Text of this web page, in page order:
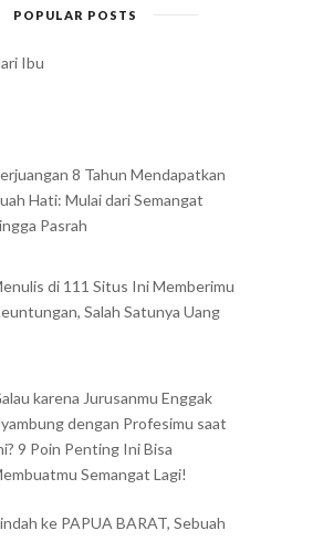
POPULAR POSTS
Ibu
8 Tahun Mendapatkan
Hati: Mulai dari Semangat
Pasrah
di 111 Situs Ini Memberimu
Salah Satunya Uang
karena Jurusanmu Enggak
dengan Profesimu saat
9 Poin Penting Ini Bisa
Semangat Lagi!
ke PAPUA BARAT, Sebuah